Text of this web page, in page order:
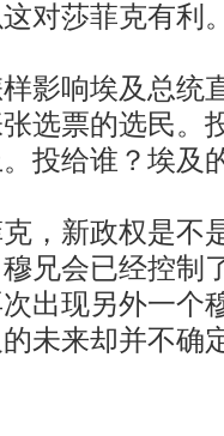
对莎菲克有利
响埃及总统
选票的选民。
投给谁？埃及
新政权是不
兄会已经控制
出现另外一个
未来却并不确